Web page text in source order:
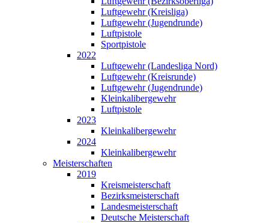
Luftgewehr (Kreisliga)
Luftgewehr (Jugendrunde)
Luftpistole
Sportpistole
2022
Luftgewehr (Landesliga Nord)
Luftgewehr (Kreisrunde)
Luftgewehr (Jugendrunde)
Kleinkalibergewehr
Luftpistole
2023
Kleinkalibergewehr
2024
Kleinkalibergewehr
Meisterschaften
2019
Kreismeisterschaft
Bezirksmeisterschaft
Landesmeisterschaft
Deutsche Meisterschaft